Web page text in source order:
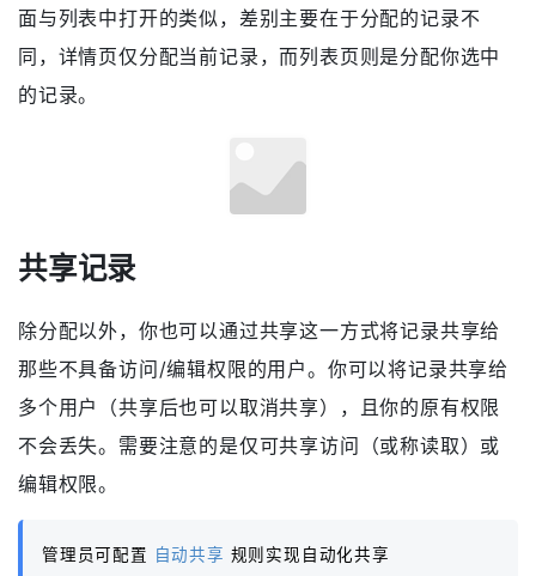
面与列表中打开的类似，差别主要在于分配的记录不
同，详情页仅分配当前记录，而列表页则是分配你选中
的记录。
共享记录
除分配以外，你也可以通过共享这一方式将记录共享给
那些不具备访问/编辑权限的用户。你可以将记录共享给
多个用户（共享后也可以取消共享），且你的原有权限
不会丢失。需要注意的是仅可共享访问（或称读取）或
编辑权限。
管理员可配置 自动共享 规则实现自动化共享